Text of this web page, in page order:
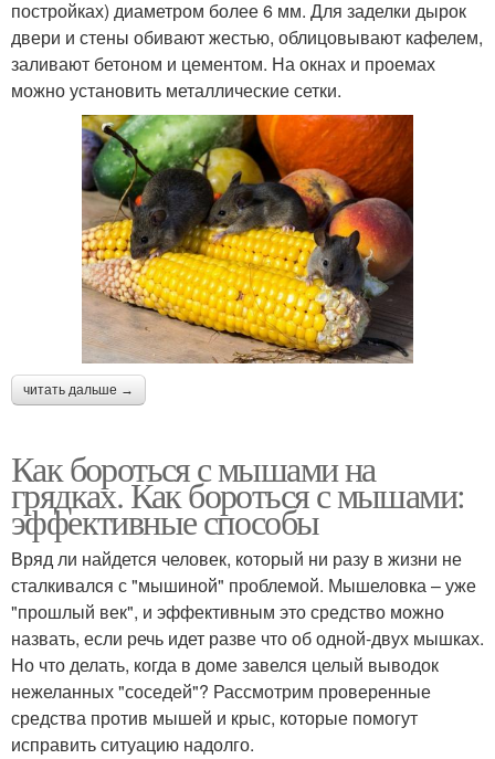
постройках) диаметром более 6 мм. Для заделки дырок
двери и стены обивают жестью, облицовывают кафелем,
заливают бетоном и цементом. На окнах и проемах
можно установить металлические сетки.
читать дальше →
Как бороться с мышами на
грядках. Как бороться с мышами:
эффективные способы
Вряд ли найдется человек, который ни разу в жизни не
сталкивался с "мышиной" проблемой. Мышеловка – уже
"прошлый век", и эффективным это средство можно
назвать, если речь идет разве что об одной-двух мышках.
Но что делать, когда в доме завелся целый выводок
нежеланных "соседей"? Рассмотрим проверенные
средства против мышей и крыс, которые помогут
исправить ситуацию надолго.